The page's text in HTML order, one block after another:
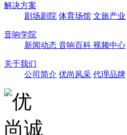
解决方案
剧场剧院 体育场馆 文旅产业
音响学院
新闻动态 音响百科 视频中心
关于我们
公司简介 优尚风采 代理品牌